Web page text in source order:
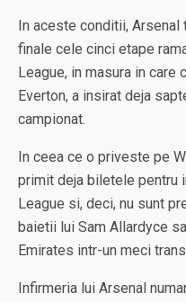
In aceste conditii,
finale cele cinci etape
League, in masura in care
Everton, a insirat deja
campionat.
In ceea ce o priveste pe
primit deja biletele pentru
League si, deci, nu sunt
baietii lui Sam Allardyce
Emirates intr-un meci
Infirmeria lui Arsenal